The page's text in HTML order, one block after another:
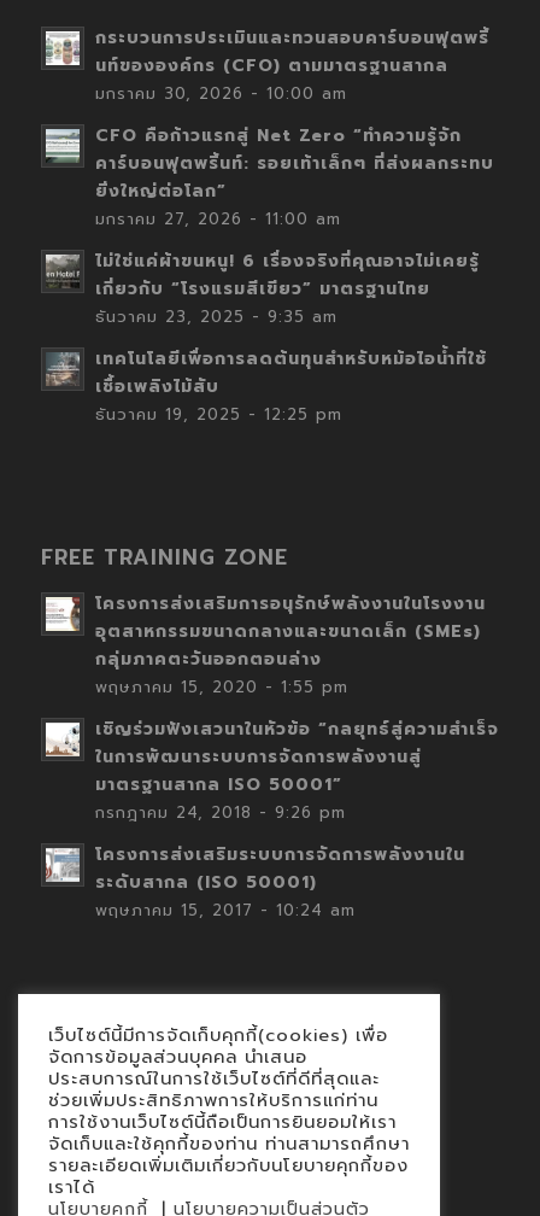
กระบวนการประเมินและทวนสอบคาร์บอนฟุตพริ้
นท์ขององค์กร (CFO) ตามมาตรฐานสากล
มกราคม 30, 2026 - 10:00 am
CFO คือก้าวแรกสู่ Net Zero “ทำความรู้จัก
คาร์บอนฟุตพริ้นท์: รอยเท้าเล็กๆ ที่ส่งผลกระทบ
ยิ่งใหญ่ต่อโลก”
มกราคม 27, 2026 - 11:00 am
ไม่ใช่แค่ผ้าขนหนู! 6 เรื่องจริงที่คุณอาจไม่เคยรู้
เกี่ยวกับ “โรงแรมสีเขียว” มาตรฐานไทย
ธันวาคม 23, 2025 - 9:35 am
เทคโนโลยีเพื่อการลดต้นทุนสำหรับหม้อไอน้ำที่ใช้
เชื้อเพลิงไม้สับ
ธันวาคม 19, 2025 - 12:25 pm
FREE TRAINING ZONE
โครงการส่งเสริมการอนุรักษ์พลังงานในโรงงาน
อุตสาหกรรมขนาดกลางและขนาดเล็ก (SMEs)
กลุ่มภาคตะวันออกตอนล่าง
พฤษภาคม 15, 2020 - 1:55 pm
เชิญร่วมฟังเสวนาในหัวข้อ “กลยุทธ์สู่ความสำเร็จ
ในการพัฒนาระบบการจัดการพลังงานสู่
มาตรฐานสากล ISO 50001”
กรกฎาคม 24, 2018 - 9:26 pm
โครงการส่งเสริมระบบการจัดการพลังงานใน
ระดับสากล (ISO 50001)
พฤษภาคม 15, 2017 - 10:24 am
Contact
นโยบายคุกกี้
นโยบายข้อมูลส่วนบุคคล
เว็บไซต์นี้มีการจัดเก็บคุกกี้(cookies) เพื่อ
จัดการข้อมูลส่วนบุคคล นำเสนอ
ประสบการณ์ในการใช้เว็บไซต์ที่ดีที่สุดและ
ช่วยเพิ่มประสิทธิภาพการให้บริการแก่ท่าน
การใช้งานเว็บไซต์นี้ถือเป็นการยินยอมให้เรา
จัดเก็บและใช้คุกกี้ของท่าน ท่านสามารถศึกษา
รายละเอียดเพิ่มเติมเกี่ยวกับนโยบายคุกกี้ของ
เราได้
นโยบายคุกกี้ | นโยบายความเป็นส่วนตัว